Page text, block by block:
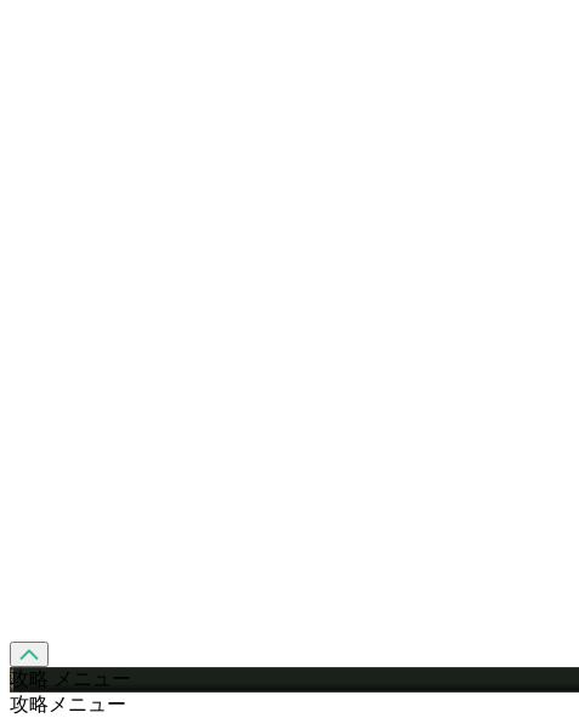
攻略 メニュー
攻略メニュー